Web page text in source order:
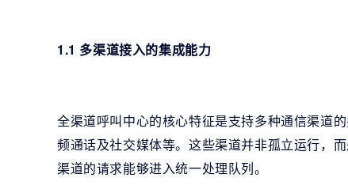
1.1 多渠道接入的集成能力
全渠道呼叫中心的核心特征是支持多种通信渠道
频通话及社交媒体等。这些渠道并非孤立运行，
渠道的请求能够进入统一处理队列。